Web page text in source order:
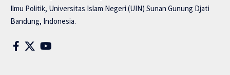
Ilmu Politik, Universitas Islam Negeri (UIN) Sunan Gunung Djati
Bandung, Indonesia.